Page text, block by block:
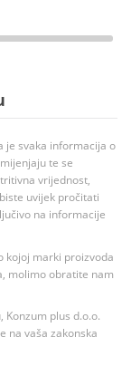
je svaka informacija o
te se
vrijednost,
uvijek pročitati
na informacije
kojoj marki proizvoda
molimo obratite nam
plus d.o.o.
na vaša zakonska